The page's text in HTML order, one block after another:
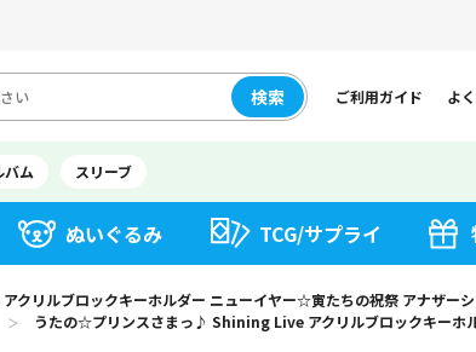
検索 ご利用ガイド よ
ム スリーブ
ぬいぐるみ TCG/サプライ
リルブロックキーホルダー ニューイヤー☆寅たちの祝祭 アナザーシ
＞ うたの☆プリンスさまっ♪ Shining Live アクリルブロックキーホ